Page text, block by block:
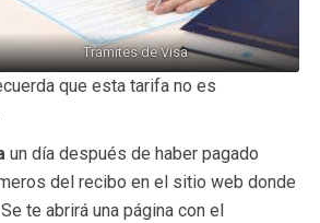
Trámites de Visa
que esta tarifa no es
un día después de haber pagado
del recibo en el sitio web donde
te abrirá una página con el